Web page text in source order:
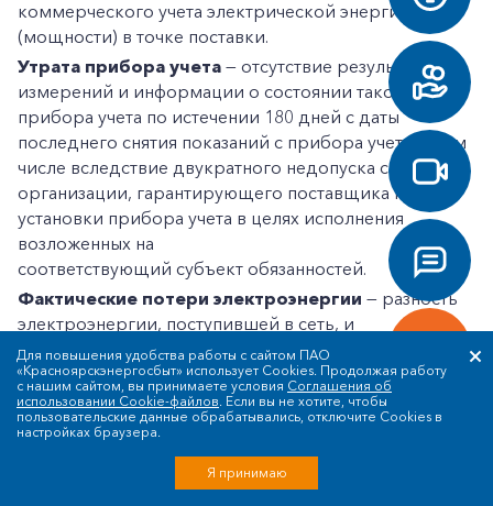
коммерческого учета электрической энергии
(мощности) в точке поставки.
Утрата прибора учета — отсутствие результатов
измерений и информации о состоянии такого
прибора учета по истечении 180 дней с даты
последнего снятия показаний с прибора учета, в том
числе вследствие двукратного недопуска сетевой
организации, гарантирующего поставщика к месту
установки прибора учета в целях исполнения
возложенных на
соответствующий субъект обязанностей.
Фактические потери электроэнергии — разность
электроэнергии, поступившей в сеть, и
электроэнергии, отпущенной потребителям,
определяемая по данным системы учета поступления
и полезного отпуска электроэнергии.
Фактическое электропотребление
приобретаемой (поставленной) электрической
энергии в расчетном периоде, определенный в
Для повышения удобства работы с сайтом ПАО
«Красноярскэнергосбыт» использует Cookies. Продолжая работу
с нашим сайтом, вы принимаете условия Соглашения об
использовании Cookie-файлов. Если вы не хотите, чтобы
пользовательские данные обрабатывались, отключите Cookies в
настройках браузера.
Я принимаю